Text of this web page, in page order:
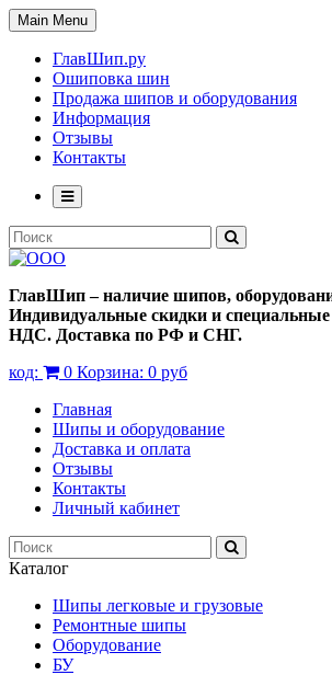
Main Menu
ГлавШип.ру
Ошиповка шин
Продажа шипов и оборудования
Информация
Отзывы
Контакты
ГлавШип – наличие шипов,
Индивидуальные скидки и
НДС. Доставка по РФ и СНГ.
код:
0 Корзина: 0 руб
Главная
Шипы и оборудование
Доставка и оплата
Отзывы
Контакты
Личный кабинет
Каталог
Шипы легковые и грузовые
Ремонтные шипы
Оборудование
БУ